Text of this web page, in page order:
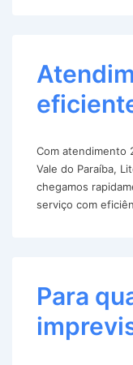
Com atendimento
Vale do Paraíba,
chegamos
serviço com
Para